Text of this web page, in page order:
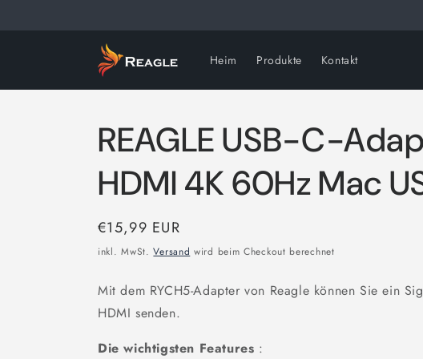
Inhalt
Heim Produkte Kontakt
REAGLE USB-C-
HDMI 4K 60Hz Mac
Normaler
Preis
€15,99 EUR
inkl. MwSt.Versand wird beim Checkout berechnet
Mit dem RYCH5-Adapter von Reagle können Sie ein
HDMI senden.
Die wichtigsten Features :